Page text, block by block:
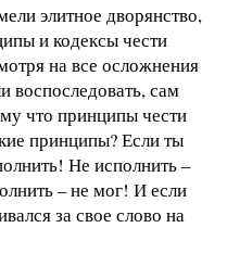
элитное дворянство,
и кодексы чести
на все осложнения
воспоследовать, сам
что принципы чести
принципы? Если ты
Не исполнить –
– не мог! И если
за свое слово на